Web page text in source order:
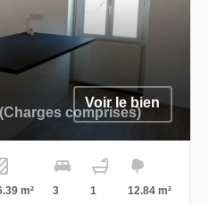
comprises)
Voir le bien
m² 3 1 12.84 m²